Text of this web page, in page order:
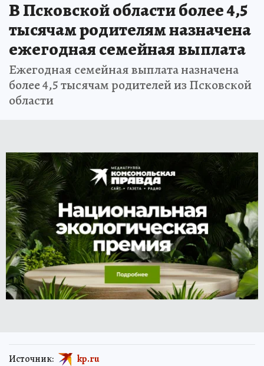
В Псковской области более 4,5
тысячам родителям назначена
ежегодная семейная выплата
Ежегодная семейная выплата назначена
более 4,5 тысячам родителей из Псковской
области
Источник: kp.ru